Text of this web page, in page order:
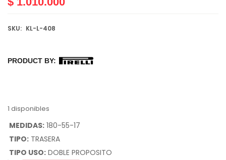
SKU: KL-L-408
PRODUCT BY:
1 disponibles
MEDIDAS: 180-55-17
TIPO: TRASERA
TIPO USO: DOBLE PROPOSITO